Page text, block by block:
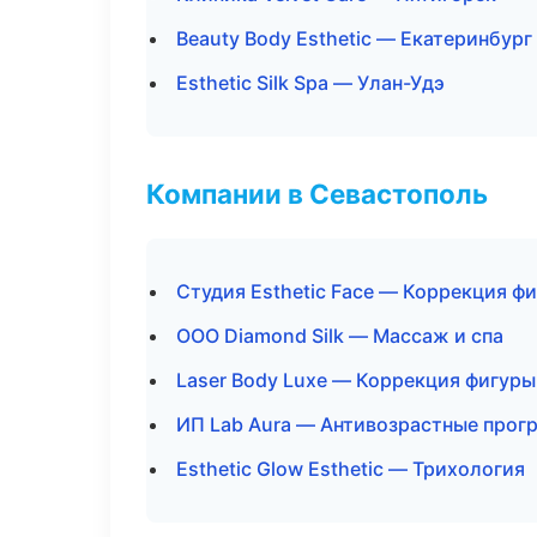
Beauty Body Esthetic — Екатеринбург
Esthetic Silk Spa — Улан-Удэ
Компании в Севастополь
Студия Esthetic Face — Коррекция
ООО Diamond Silk — Массаж и спа
Laser Body Luxe — Коррекция фигуры
ИП Lab Aura — Антивозрастные
Esthetic Glow Esthetic — Трихология